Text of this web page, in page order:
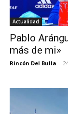
Actualidad
Pablo
más de mi»
Rincón Del Bulla -